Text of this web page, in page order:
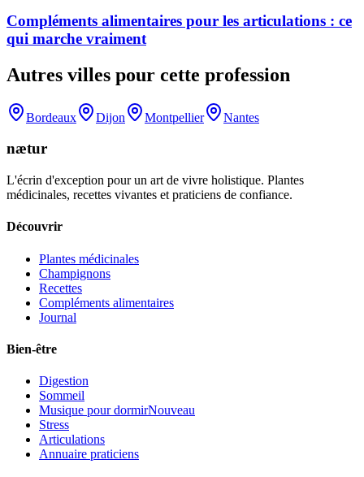
Compléments alimentaires pour les articulations : ce
qui marche vraiment
Autres villes pour cette profession
Bordeaux Dijon Montpellier Nantes
nætur
L'écrin d'exception pour un art de vivre holistique. Plantes
médicinales, recettes vivantes et praticiens de confiance.
Découvrir
Plantes médicinales
Champignons
Recettes
Compléments alimentaires
Journal
Bien-être
Digestion
Sommeil
Musique pour dormirNouveau
Stress
Articulations
Annuaire praticiens